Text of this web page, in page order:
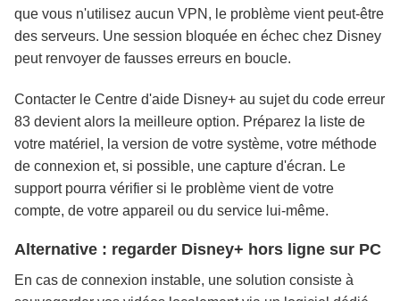
que vous n'utilisez aucun VPN, le problème vient peut-être
des serveurs. Une session bloquée en échec chez Disney
peut renvoyer de fausses erreurs en boucle.
Contacter le Centre d'aide Disney+ au sujet du code erreur
83 devient alors la meilleure option. Préparez la liste de
votre matériel, la version de votre système, votre méthode
de connexion et, si possible, une capture d'écran. Le
support pourra vérifier si le problème vient de votre
compte, de votre appareil ou du service lui-même.
Alternative : regarder Disney+ hors ligne sur PC
En cas de connexion instable, une solution consiste à